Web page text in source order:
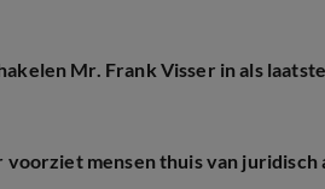
Mr. Frank Visser in als
voorziet mensen thuis van juridisch